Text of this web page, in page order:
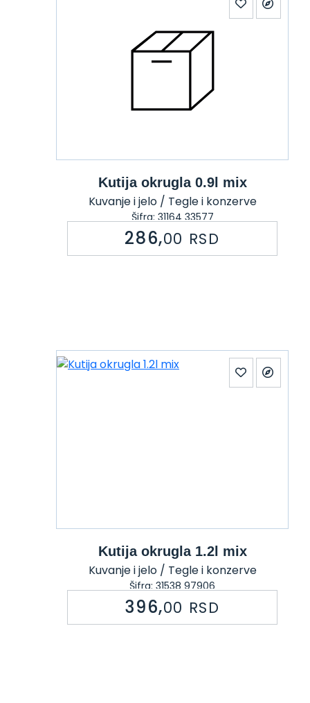
Kutija okrugla 0.9l mix
Kuvanje i jelo / Tegle i konzerve
Šifra: 31164 33577
286,00 RSD
Kutija okrugla 1.2l mix
Kuvanje i jelo / Tegle i konzerve
Šifra: 31538 97906
396,00 RSD